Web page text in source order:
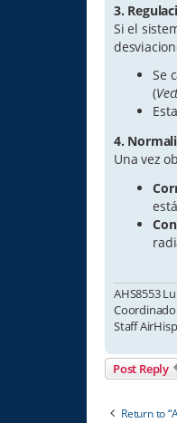
3.
Si el
Se
(
4.
Una vez
AHS8553
Staff
Post Reply
Return to